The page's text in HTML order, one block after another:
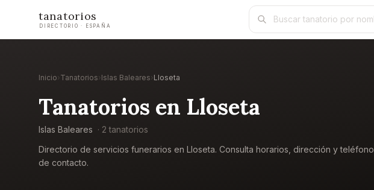
tanatorios
DIRECTORIO · ESPAÑA
Inicio› Tanatorios› Islas Baleares› Lloseta
Tanatorios en Lloseta
Islas Baleares · 2 tanatorios
Directorio de servicios funerarios en Lloseta. Consulta horarios, dirección y teléfono
de contacto.